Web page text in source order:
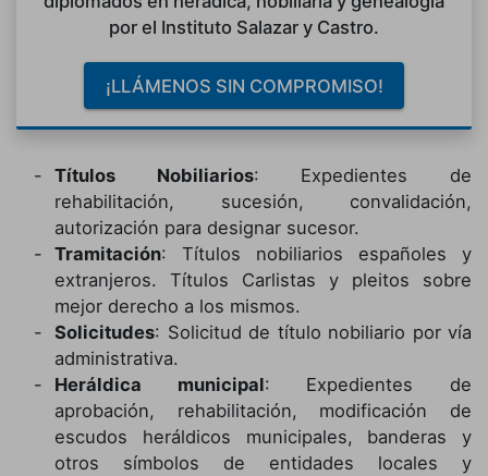
por el Instituto Salazar y Castro.
¡LLÁMENOS SIN COMPROMISO!
Títulos Nobiliarios: Expedientes de
rehabilitación, sucesión, convalidación,
autorización para designar sucesor.
Tramitación: Títulos nobiliarios españoles y
extranjeros. Títulos Carlistas y pleitos sobre
mejor derecho a los mismos.
Solicitudes: Solicitud de título nobiliario por vía
administrativa.
Heráldica municipal: Expedientes de
aprobación, rehabilitación, modificación de
escudos heráldicos municipales, banderas y
otros símbolos de entidades locales y